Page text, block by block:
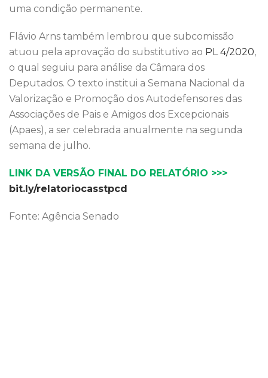
uma condição permanente.
Flávio Arns também lembrou que subcomissão
atuou pela aprovação do substitutivo ao PL 4/2020,
o qual seguiu para análise da Câmara dos
Deputados. O texto institui a Semana Nacional da
Valorização e Promoção dos Autodefensores das
Associações de Pais e Amigos dos Excepcionais
(Apaes), a ser celebrada anualmente na segunda
semana de julho.
LINK DA VERSÃO FINAL DO RELATÓRIO >>>
bit.ly/relatoriocasstpcd
Fonte: Agência Senado